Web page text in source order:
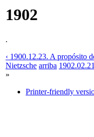
1902
.
‹ 1900.12.23. A propósito
Nietzsche arriba
»
Printer-friendly